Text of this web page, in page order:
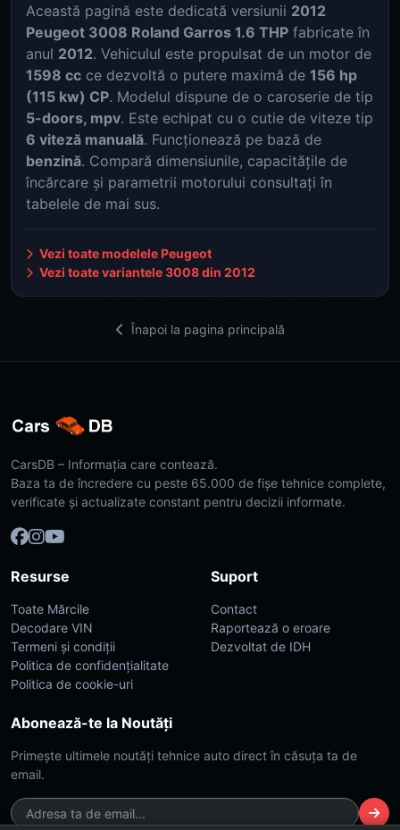
Această pagină este dedicată versiunii 2012
Peugeot 3008 Roland Garros 1.6 THP fabricate în
anul 2012. Vehiculul este propulsat de un motor de
1598 cc ce dezvoltă o putere maximă de 156 hp
(115 kw) CP. Modelul dispune de o caroserie de tip
5-doors, mpv. Este echipat cu o cutie de viteze tip
6 viteză manuală. Funcționează pe bază de
benzină. Compară dimensiunile, capacitățile de
încărcare și parametrii motorului consultați în
tabelele de mai sus.
Vezi toate modelele Peugeot
Vezi toate variantele 3008 din 2012
Înapoi la pagina principală
CarsDB – Informația care contează.
Baza ta de încredere cu peste 65.000 de fișe tehnice complete,
verificate și actualizate constant pentru decizii informate.
Resurse
Toate Mărcile
Decodare VIN
Termeni și condiții
Politica de confidențialitate
Politica de cookie-uri
Suport
Contact
Raportează o eroare
Dezvoltat de IDH
Abonează-te la Noutăți
Primește ultimele noutăți tehnice auto direct în căsuța ta de
email.